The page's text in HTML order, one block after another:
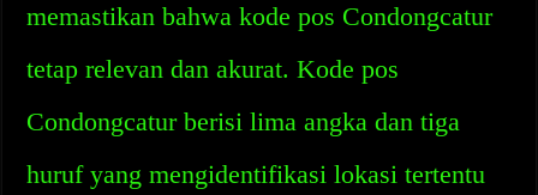
memastikan bahwa kode pos Condongcatur
tetap relevan dan akurat. Kode pos
Condongcatur berisi lima angka dan tiga
huruf yang mengidentifikasi lokasi tertentu